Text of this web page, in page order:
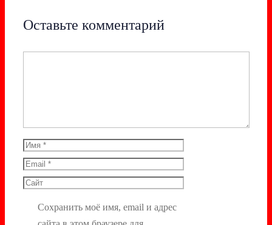
Оставьте комментарий
Имя
Email
Сайт
Сохранить моё имя, email и адрес